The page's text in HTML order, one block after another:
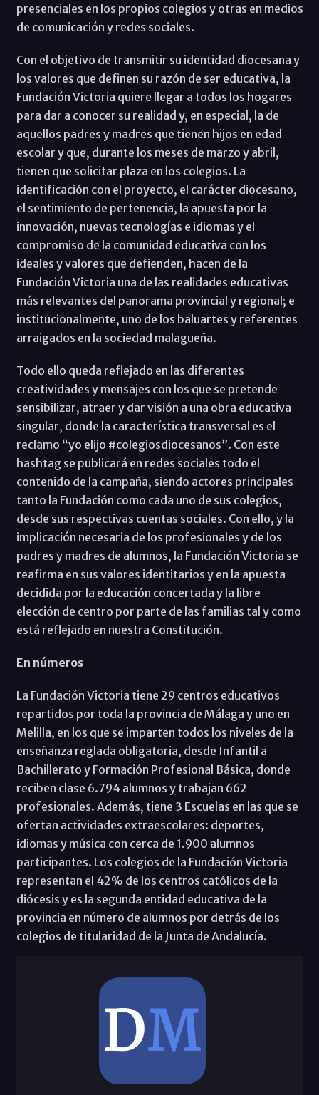
presenciales en los propios colegios y otras en medios
de comunicación y redes sociales.
Con el objetivo de transmitir su identidad diocesana y
los valores que definen su razón de ser educativa, la
Fundación Victoria quiere llegar a todos los hogares
para dar a conocer su realidad y, en especial, la de
aquellos padres y madres que tienen hijos en edad
escolar y que, durante los meses de marzo y abril,
tienen que solicitar plaza en los colegios. La
identificación con el proyecto, el carácter diocesano,
el sentimiento de pertenencia, la apuesta por la
innovación, nuevas tecnologías e idiomas y el
compromiso de la comunidad educativa con los
ideales y valores que defienden, hacen de la
Fundación Victoria una de las realidades educativas
más relevantes del panorama provincial y regional; e
institucionalmente, uno de los baluartes y referentes
arraigados en la sociedad malagueña.
Todo ello queda reflejado en las diferentes
creatividades y mensajes con los que se pretende
sensibilizar, atraer y dar visión a una obra educativa
singular, donde la característica transversal es el
reclamo “yo elijo #colegiosdiocesanos”. Con este
hashtag se publicará en redes sociales todo el
contenido de la campaña, siendo actores principales
tanto la Fundación como cada uno de sus colegios,
desde sus respectivas cuentas sociales. Con ello, y la
implicación necesaria de los profesionales y de los
padres y madres de alumnos, la Fundación Victoria se
reafirma en sus valores identitarios y en la apuesta
decidida por la educación concertada y la libre
elección de centro por parte de las familias tal y como
está reflejado en nuestra Constitución.
En números
La Fundación Victoria tiene 29 centros educativos
repartidos por toda la provincia de Málaga y uno en
Melilla, en los que se imparten todos los niveles de la
enseñanza reglada obligatoria, desde Infantil a
Bachillerato y Formación Profesional Básica, donde
reciben clase 6.794 alumnos y trabajan 662
profesionales. Además, tiene 3 Escuelas en las que se
ofertan actividades extraescolares: deportes,
idiomas y música con cerca de 1.900 alumnos
participantes. Los colegios de la Fundación Victoria
representan el 42% de los centros católicos de la
diócesis y es la segunda entidad educativa de la
provincia en número de alumnos por detrás de los
colegios de titularidad de la Junta de Andalucía.